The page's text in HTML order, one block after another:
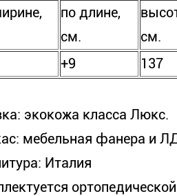
по длине,
см.
см.
+9 137
экокожа класса Люкс.
мебельная фанера и
Италия